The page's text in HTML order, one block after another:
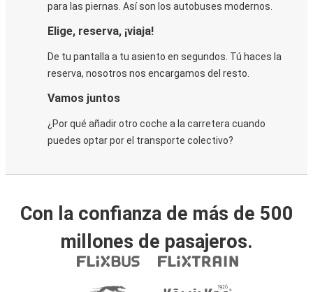
para las piernas. Así son los autobuses modernos.
Elige, reserva, ¡viaja!
De tu pantalla a tu asiento en segundos. Tú haces la
reserva, nosotros nos encargamos del resto.
Vamos juntos
¿Por qué añadir otro coche a la carretera cuando
puedes optar por el transporte colectivo?
Con la confianza de más de 500
millones de pasajeros.